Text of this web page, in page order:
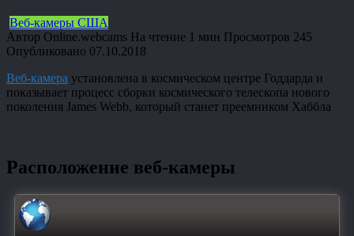
Веб-камеры США
Автор Online.webcams На чтение 1 мин Просмотров 245
Опубликовано 07.10.2018
Веб-камера установлена в космическом центре Годдарда и
показывает процесс сборки космического телескопа нового
поколения James Webb, который станет преемником Хаббла
Расположение веб-камеры